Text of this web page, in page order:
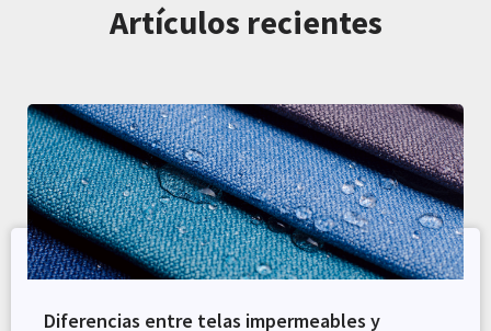
Artículos recientes
Diferencias entre telas impermeables y